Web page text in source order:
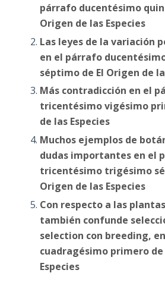
párrafo ducentésimo
Origen de las Especies
Las leyes de la variación
en el párrafo
séptimo de El Origen de
Más contradicción en el
tricentésimo vigésimo
de las Especies
Muchos ejemplos de
dudas importantes en el
tricentésimo trigésimo
Origen de las Especies
Con respecto a las
también confunde
selection con breeding,
cuadragésimo primero de
Especies